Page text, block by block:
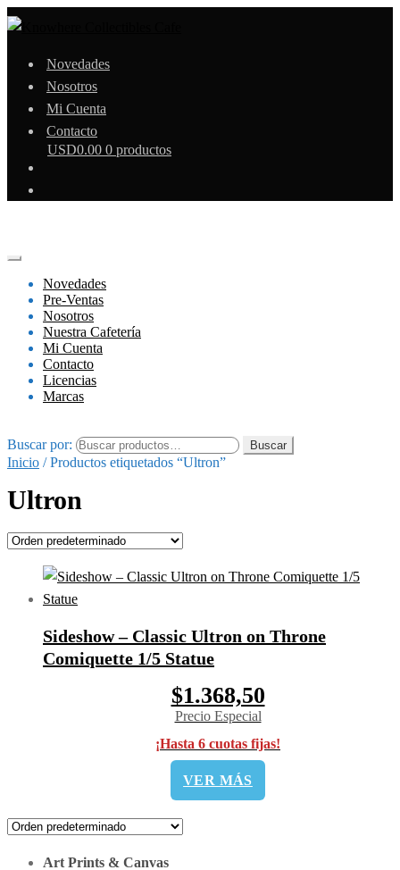
Novedades
Nosotros
Mi Cuenta
Contacto
USD0.00 0 productos
Novedades
Pre-Ventas
Nosotros
Nuestra Cafetería
Mi Cuenta
Contacto
Licencias
Marcas
Buscar por: Buscar
Inicio /Productos etiquetados “Ultron”
Ultron
Sideshow – Classic Ultron on Throne
Comiquette 1/5 Statue
$1.368,50
Precio Especial
¡Hasta 6 cuotas fijas!
VER MÁS
Art Prints & Canvas